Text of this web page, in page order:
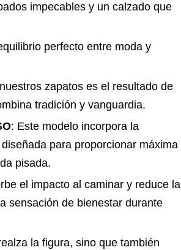
impecables y un calzado que
perfecto entre moda y
zapatos es el resultado de
tradición y vanguardia.
: Este modelo incorpora la
para proporcionar máxima
pisada.
el impacto al caminar y reduce la
sensación de bienestar durante
la figura, sino que también